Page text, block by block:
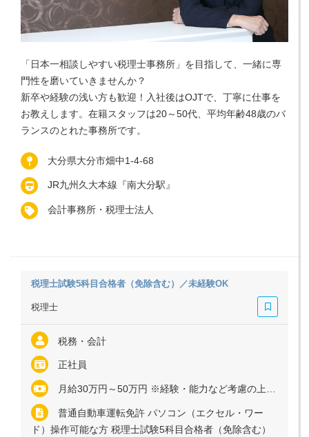
「日本一相談しやすい税理士事務所」を目指して、一緒に専
門性を磨いていきませんか？
新卒や経験の浅い方も歓迎！入社後はOJTで、丁寧に仕事を
お教えします。在籍スタッフは20～50代、平均年齢48歳のバ
ランスのとれた事務所です。
大分県大分市畑中1-4-68
JR九州久大本線『南大分駅』
会計事務所・税理士法人
税理士試験5科目合格者（免除含む）／未経験OK
税理士
税務・会計
正社員
月給30万円～50万円 ※経験・能力など考慮の上、決定いたします ※残業代は全額支給
普通自動車運転免許 パソコン（エクセル・ワー
ド）操作可能な方 税理士試験5科目合格者（免除含む）